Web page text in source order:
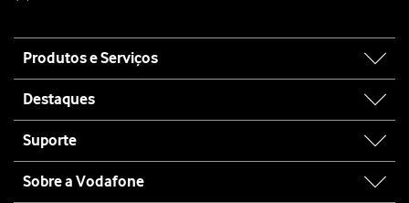
map
Produtos e Serviços
Destaques
Suporte
Sobre a Vodafone